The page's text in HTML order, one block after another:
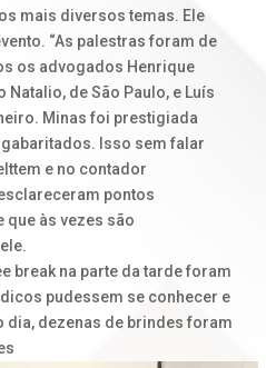
mais diversos temas. Ele
“As palestras foram de
os advogados Henrique
Natalio, de São Paulo, e Luís
Minas foi prestigiada
Isso sem falar
e no contador
pontos
que às vezes são
break na parte da tarde foram
pudessem se conhecer e
dezenas de brindes foram